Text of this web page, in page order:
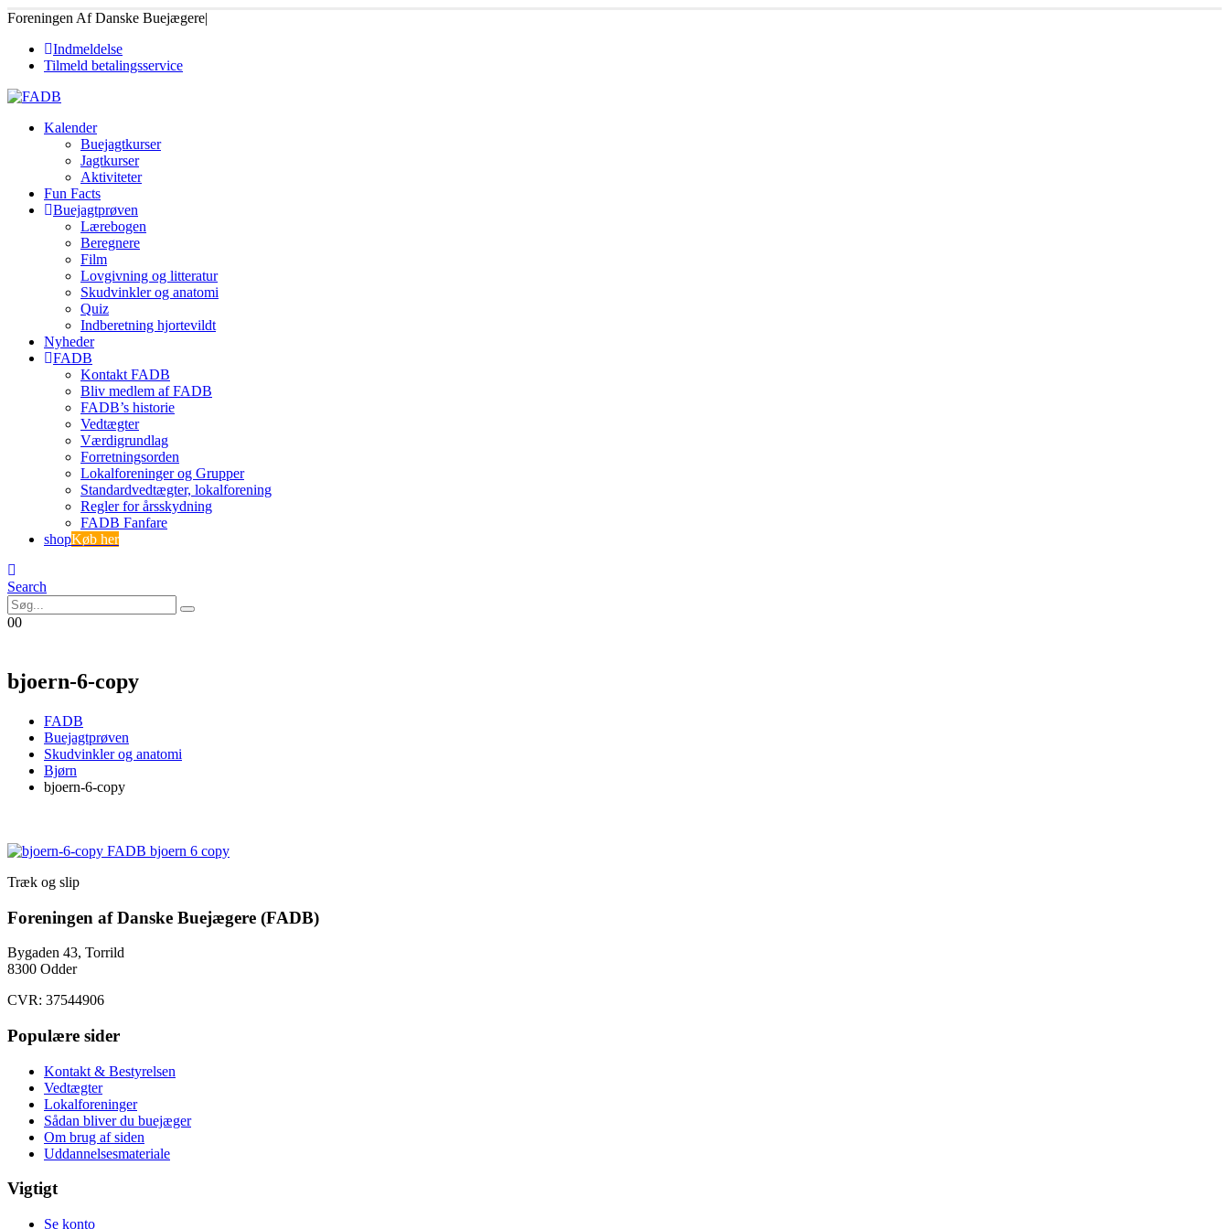
Foreningen Af Danske Buejægere|
Indmeldelse
Tilmeld betalingsservice
Kalender
Buejagtkurser
Jagtkurser
Aktiviteter
Fun Facts
Buejagtprøven
Lærebogen
Beregnere
Film
Lovgivning og litteratur
Skudvinkler og anatomi
Quiz
Indberetning hjortevildt
Nyheder
FADB
Kontakt FADB
Bliv medlem af FADB
FADB’s historie
Vedtægter
Værdigrundlag
Forretningsorden
Lokalforeninger og Grupper
Standardvedtægter, lokalforening
Regler for årsskydning
FADB Fanfare
shopKøb her
Search
00
bjoern-6-copy
FADB
Buejagtprøven
Skudvinkler og anatomi
Bjørn
bjoern-6-copy
Træk og slip
Foreningen af Danske Buejægere (FADB)
Bygaden 43, Torrild
8300 Odder
CVR: 37544906
Populære sider
Kontakt & Bestyrelsen
Vedtægter
Lokalforeninger
Sådan bliver du buejæger
Om brug af siden
Uddannelsesmateriale
Vigtigt
Se konto